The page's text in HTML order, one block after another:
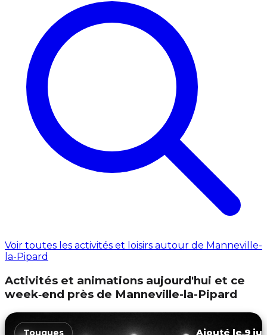
Voir toutes les activités et loisirs autour de Manneville-
la-Pipard
Activités et animations aujourd'hui et ce
week‑end près de Manneville-la-Pipard
Touques Ajouté le 9